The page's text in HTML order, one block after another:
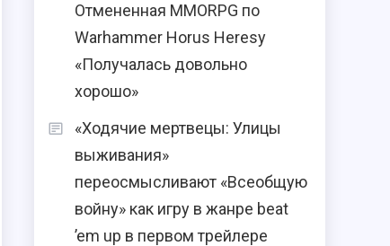
Отмененная MMORPG по
Warhammer Horus Heresy
«Получалась довольно
хорошо»
«Ходячие мертвецы: Улицы
выживания»
переосмысливают «Всеобщую
войну» как игру в жанре beat
’em up в первом трейлере